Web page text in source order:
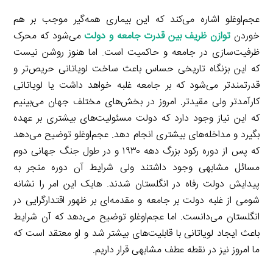
عجم‌اوغلو اشاره می‌کند که این بیماری همه‌گیر موجب بر هم
خوردنتوازن ظریف بین قدرت جامعه و دولت می‌شود که محرک
ظرفیت‌سازی در جامعه و حاکمیت است. اما هنوز روشن‌ نیست
که این بزنگاه تاریخی حساس باعث ساخت لویاتانی حریص‌تر و
قدرتمندتر می‌شود که بر جامعه غلبه خواهد داشت یا لویاتانی
کارآمدتر ولی مقیدتر. امروز در بخش‌های مختلف جهان می‌بینیم
که این نیاز وجود دارد که دولت مسئولیت‌های بیشتری بر عهده
بگیرد و مداخله‌های بیشتری انجام دهد. عجم‌اوغلو توضیح می‌دهد
که پس از دوره رکود بزرگ دهه ۱۹۳۰ و در طول جنگ جهانی دوم
مسائل مشابهی وجود داشتند ولی شرایط آن دوره منجر به
پیدایش دولت رفاه در انگلستان شدند. هایک این امر را نشانه
شومی از غلبه دولت بر جامعه و مقدمه‌ای بر ظهور اقتدارگرایی در
انگلستان می‌دانست. اما عجم‌اوغلو توضیح می‌دهد که آن شرایط
باعث ایجاد لویاتانی با قابلیت‌های بیشتر شد و او معتقد است که
ما امروز نیز در نقطه عطف مشابهی قرار داریم.